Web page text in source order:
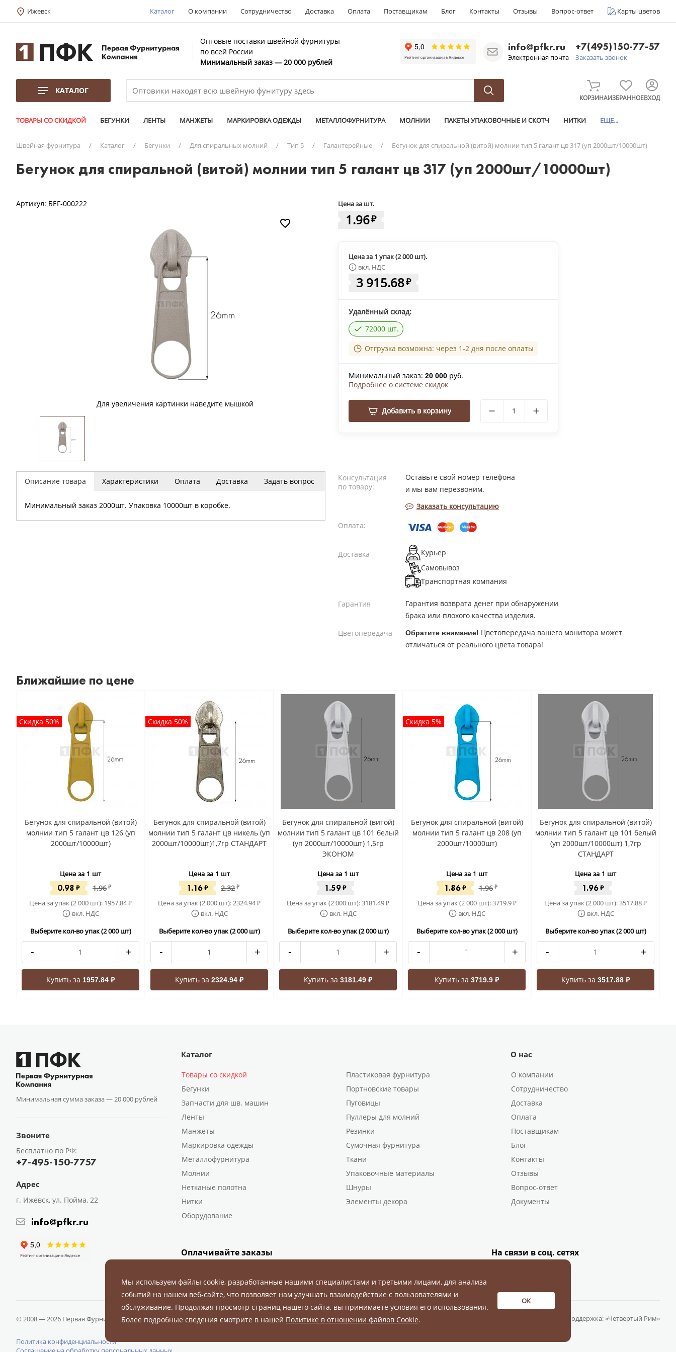
Ижевск Каталог О компании Сотрудничество Доставка Оплата Поставщикам Блог Контакты Отзывы Вопрос-ответ Карты цветов
Оптовые поставки швейной фурнитуры
по всей России
Минимальный заказ — 20 000 рублей
info@pfkr.ru
Электронная почта
+7(495)150-77-57
Заказать звонок
КАТАЛОГ
КОРЗИНАИЗБРАННОЕВХОД
ТОВАРЫ СО СКИДКОЙ БЕГУНКИ ЛЕНТЫ МАНЖЕТЫ МАРКИРОВКА ОДЕЖДЫ МЕТАЛЛОФУРНИТУРА МОЛНИИ ПАКЕТЫ УПАКОВОЧНЫЕ И СКОТЧ НИТКИ ЕЩЕ...
Швейная фурнитура / Каталог / Бегунки / Для спиральных молний / Тип 5 / Галантерейные / Бегунок для спиральной (витой) молнии тип 5 галант цв 317 (уп 2000шт/10000шт)
Бегунок для спиральной (витой) молнии тип 5 галант цв 317 (уп 2000шт/10000шт)
Артикул: БЕГ-000222
Для увеличения картинки наведите мышкой
Цена за шт.
1.96₽
Цена за 1 упак (2 000 шт).
вкл. НДС
3 915.68₽
Удалённый склад:
72000 шт.
Отгрузка возможна: через 1-2 дня после оплаты
Минимальный заказ: 20 000 руб.
Подробнее о системе скидок
Добавить в корзину
Описание товара Характеристики Оплата Доставка Задать вопрос
Минимальный заказ 2000шт. Упаковка 10000шт в коробке.
Консультация
по товару:
Оставьте свой номер телефона
и мы вам перезвоним.
Заказать консультацию
Оплата:
Доставка
Курьер
Самовывоз
Транспортная компания
Гарантия
Гарантия возврата денег при обнаружении
брака или плохого качества изделия.
Цветопередача
Обратите внимание! Цветопередача вашего монитора может
отличаться от реального цвета товара!
Ближайшие по цене
Скидка 50%
Бегунок для спиральной (витой)
молнии тип 5 галант цв 126 (уп
2000шт/10000шт)
Цена за 1 шт
0.98 ₽ 1.96 ₽
Цена за упак (2 000 шт): 1957.84₽
вкл. НДС
Выберите кол-во упак (2 000 шт)
- +
Купить за 1957.84 ₽
Скидка 50%
Бегунок для спиральной (витой)
молнии тип 5 галант цв никель (уп
2000шт/10000шт)1,7гр СТАНДАРТ
Цена за 1 шт
1.16₽ 2.32 ₽
Цена за упак (2 000 шт): 2324.94₽
вкл. НДС
Выберите кол-во упак (2 000 шт)
- +
Купить за 2324.94 ₽
Бегунок для спиральной (витой)
молнии тип 5 галант цв 101 белый
(уп 2000шт/10000шт) 1,5гр
ЭКОНОМ
Цена за 1 шт
1.59₽
Цена за упак (2 000 шт):3181.49₽
вкл. НДС
Выберите кол-во упак (2 000 шт)
- +
Купить за 3181.49 ₽
Скидка 5%
Бегунок для спиральной (витой)
молнии тип 5 галант цв 208 (уп
2000шт/10000шт)
Цена за 1 шт
1.86 ₽ 1.96 ₽
Цена за упак (2 000 шт):3719.9₽
вкл. НДС
Выберите кол-во упак (2 000 шт)
- +
Купить за 3719.9 ₽
Бегунок для спиральной (витой)
молнии тип 5 галант цв 101 белый
(уп 2000шт/10000шт) 1,7гр
СТАНДАРТ
Цена за 1 шт
1.96₽
Цена за упак (2 000 шт):3517.88₽
вкл. НДС
Выберите кол-во упак (2 000 шт)
- +
Купить за 3517.88 ₽
Минимальная сумма заказа — 20 000 рублей
Звоните
Бесплатно по РФ:
+7-495-150-7757
Адрес
г. Ижевск, ул. Пойма, 22
info@pfkr.ru
Каталог
Товары со скидкой
Бегунки
Запчасти для шв. машин
Ленты
Манжеты
Маркировка одежды
Металлофурнитура
Молнии
Нетканые полотна
Нитки
Оборудование
Пластиковая фурнитура
Портновские товары
Пуговицы
Пуллеры для молний
Резинки
Сумочная фурнитура
Ткани
Упаковочные материалы
Шнуры
Элементы декора
О нас
О компании
Сотрудничество
Доставка
Оплата
Поставщикам
Блог
Контакты
Отзывы
Вопрос-ответ
Документы
Оплачивайте заказы На связи в соц. сетях
© 2008 — 2026 Первая Фурнитурная Компания.Все права защищены.
Политика конфиденциальности
Разработка и поддержка:«Четвертый Рим»
Мы используем файлы cookie, разработанные нашими специалистами и третьими лицами, для анализа
событий на нашем веб-сайте, что позволяет нам улучшать взаимодействие с пользователями и
обслуживание. Продолжая просмотр страниц нашего сайта, вы принимаете условия его использования.
Более подробные сведения смотрите в нашей Политике в отношении файлов Cookie.
ОК